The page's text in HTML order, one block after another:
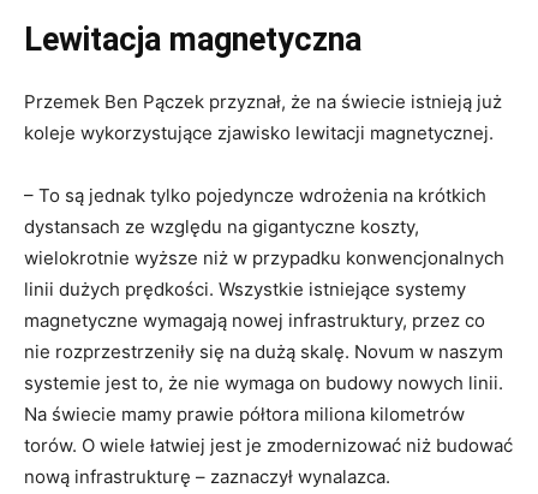
Lewitacja magnetyczna
Przemek Ben Pączek przyznał, że na świecie istnieją już
koleje wykorzystujące zjawisko lewitacji magnetycznej.
– To są jednak tylko pojedyncze wdrożenia na krótkich
dystansach ze względu na gigantyczne koszty,
wielokrotnie wyższe niż w przypadku konwencjonalnych
linii dużych prędkości. Wszystkie istniejące systemy
magnetyczne wymagają nowej infrastruktury, przez co
nie rozprzestrzeniły się na dużą skalę. Novum w naszym
systemie jest to, że nie wymaga on budowy nowych linii.
Na świecie mamy prawie półtora miliona kilometrów
torów. O wiele łatwiej jest je zmodernizować niż budować
nową infrastrukturę – zaznaczył wynalazca.